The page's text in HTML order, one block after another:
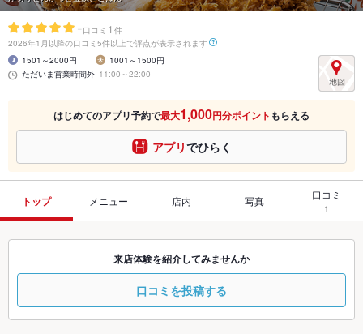
- 口コミ 1 件
2026年1月以降の口コミ5件以上で評点が表示されます
1501～2000円
1001～1500円
ただいま営業時間外 11:00～22:00
はじめてのアプリ予約で最大1,000円分ポイント もらえる
アプリでひらく
トップ メニュー 店内 写真 口コミ
1
来店体験を紹介してみませんか
口コミを投稿する